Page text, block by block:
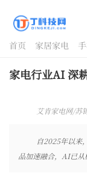
首页 家居家电
酷品评测
家电行业AI 深
艾肯家电网/
自2025年以来
品加速融合，AI已从